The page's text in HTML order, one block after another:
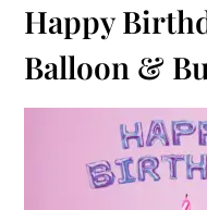
Happy
Balloon &